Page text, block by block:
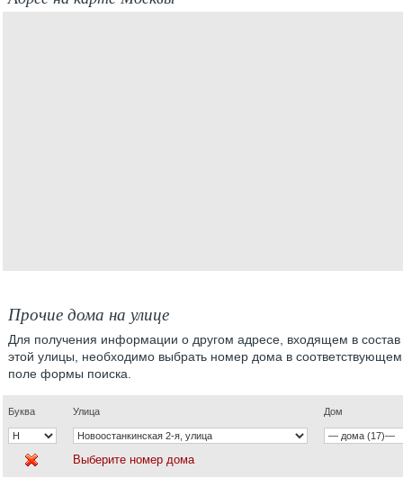
Прочие дома на улице
Для получения информации о другом адресе, входящем в состав
этой улицы, необходимо выбрать номер дома в соответствующем
поле формы поиска.
Буква Улица Дом
Выберите номер дома